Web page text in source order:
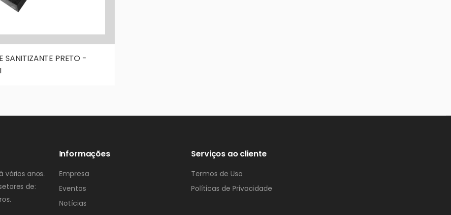
SANITIZANTE PRETO -
vários anos.
de:
Informações
Empresa
Eventos
Notícias
Serviços ao cliente
Termos de Uso
Políticas de Privacidade